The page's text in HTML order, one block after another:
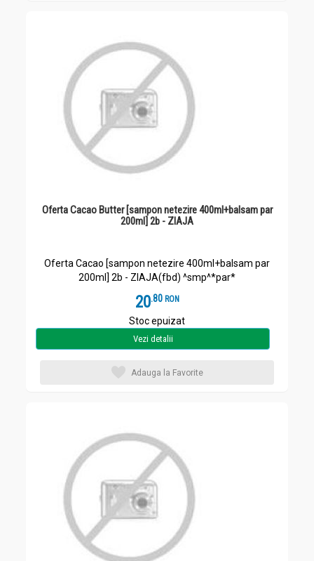
Oferta Cacao Butter [sampon netezire 400ml+balsam par
200ml] 2b - ZIAJA
Oferta Cacao [sampon netezire 400ml+balsam par
200ml] 2b - ZIAJA(fbd) ^smp^*par*
20.8 RON
Stoc epuizat
Vezi detalii
Adauga la Favorite